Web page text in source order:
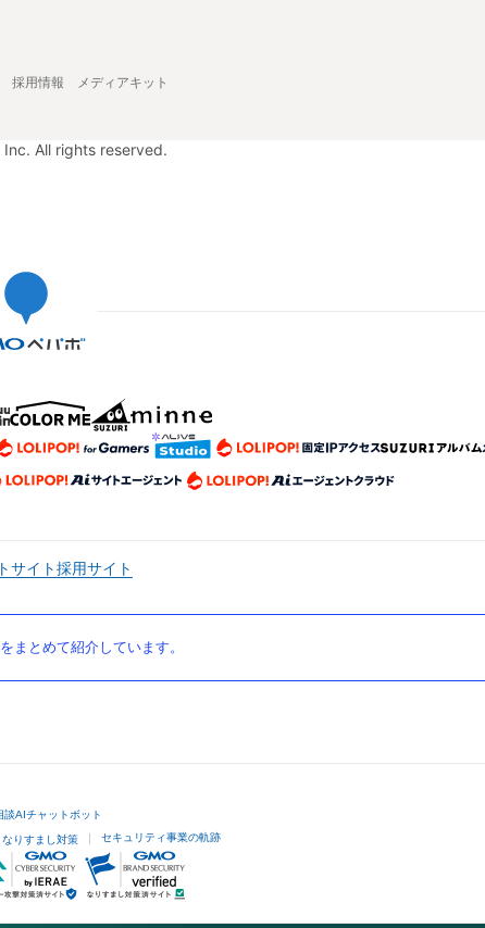
採用情報 メディアキット
All rights reserved.
サイト採用サイト
まとめて紹介しています。
談AIチャットボット
なりすまし対策 セキュリティ事業の軌跡